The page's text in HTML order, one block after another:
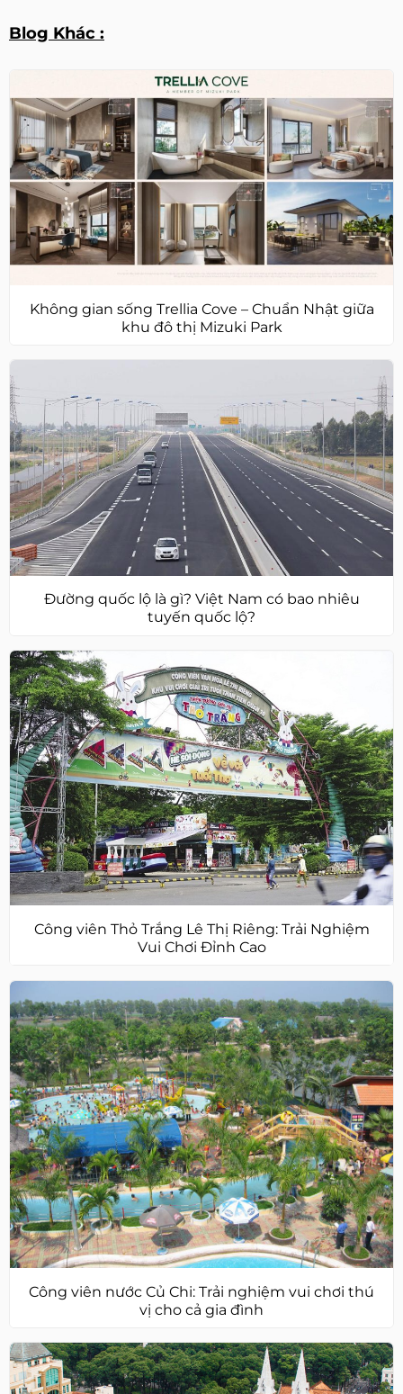
Blog Khác :
Không gian sống Trellia Cove – Chuẩn Nhật giữa
khu đô thị Mizuki Park
Đường quốc lộ là gì? Việt Nam có bao nhiêu
tuyến quốc lộ?
Công viên Thỏ Trắng Lê Thị Riêng: Trải Nghiệm
Vui Chơi Đỉnh Cao
Công viên nước Củ Chi: Trải nghiệm vui chơi thú
vị cho cả gia đình